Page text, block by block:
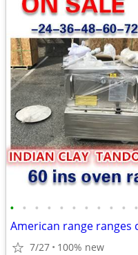
• • • • • • • • • • •
7/27 100% new